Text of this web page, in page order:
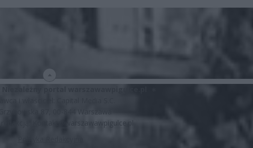
Kontakt@warszawawpigulce.pl